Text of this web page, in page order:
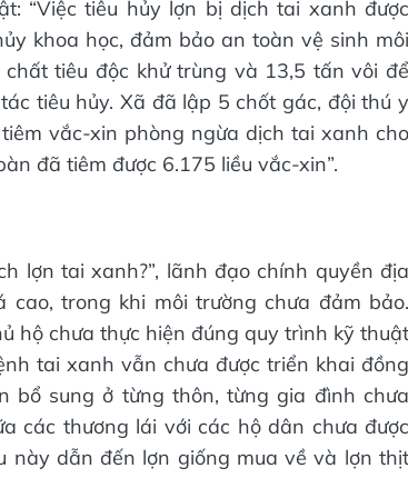
“Việc tiêu hủy lợn bị dịch tai xanh được
khoa học, đảm bảo an toàn vệ sinh môi
tiêu độc khử trùng và 13,5 tấn vôi để
tiêu hủy. Xã đã lập 5 chốt gác, đội thú y
vắc-xin phòng ngừa dịch tai xanh cho
đã tiêm được 6.175 liều vắc-xin”.
lợn tai xanh?”, lãnh đạo chính quyền địa
cao, trong khi môi trường chưa đảm bảo.
hộ chưa thực hiện đúng quy trình kỹ thuật
tai xanh vẫn chưa được triển khai đồng
bổ sung ở từng thôn, từng gia đình chưa
các thương lái với các hộ dân chưa được
này dẫn đến lợn giống mua về và lợn thịt